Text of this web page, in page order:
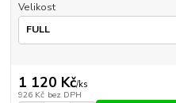
Velikost
1 120 Kč/ks
926 Kč bez DPH